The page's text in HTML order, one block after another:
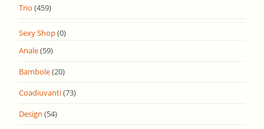
Trio (459)
Sexy Shop(0)
Anale(59)
Bambole(20)
Coadiuvanti(73)
Design (54)